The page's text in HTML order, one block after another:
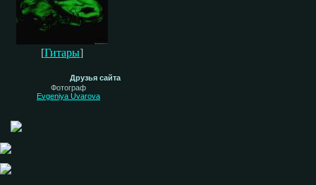
[Гитары]
Друзья сайта
Фотограф
Evgeniya Uvarova